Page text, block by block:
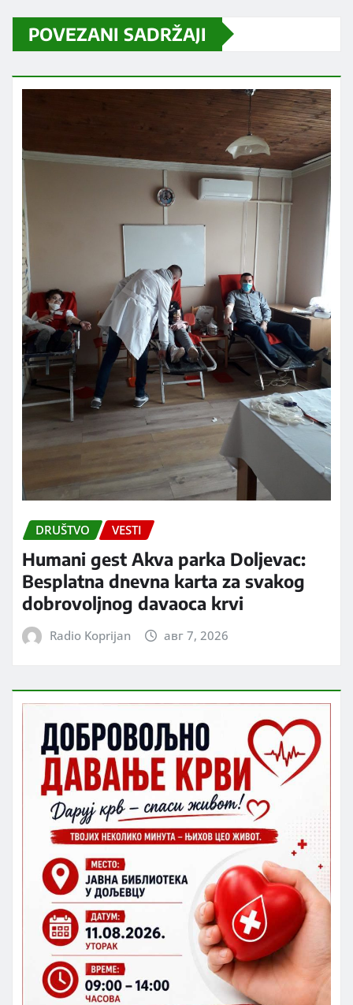
POVEZANI SADRŽAJI
DRUŠTVO VESTI
Humani gest Akva parka Doljevac:
Besplatna dnevna karta za svakog
dobrovoljnog davaoca krvi
Radio Koprijan авг 7, 2026